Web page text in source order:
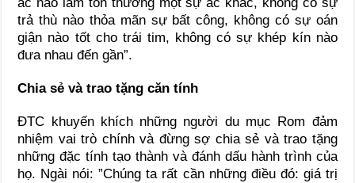
trả thù nào thỏa mãn sự bất công, không có sự oán
giận nào tốt cho trái tim, không có sự khép kín nào
đưa nhau đến gần”.
Chia sẻ và trao tặng căn tính
ĐTC khuyến khích những người du mục Rom đảm
nhiệm vai trò chính và đừng sợ chia sẻ và trao tặng
những đặc tính tạo thành và đánh dấu hành trình của
họ. Ngài nói: ”Chúng ta rất cần những điều đó: giá trị